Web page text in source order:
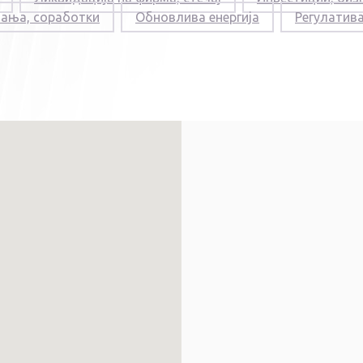
соработки
Обновлива енергија